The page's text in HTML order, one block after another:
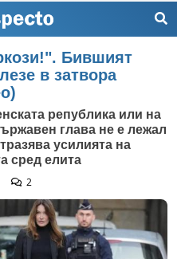
Бившият
в затвора
република или на
глава не е лежал
усилията на
сред елита
2